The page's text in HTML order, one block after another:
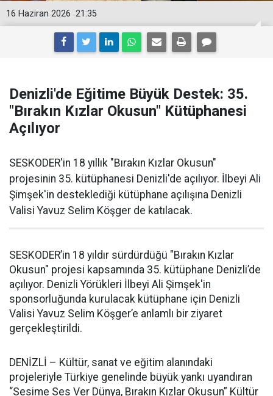
21:35
16 Haziran 2026
Denizli'de Eğitime Büyük Destek: 35.
"Bırakın Kızlar Okusun" Kütüphanesi
Açılıyor
SESKODER'in 18 yıllık "Bırakın Kızlar Okusun"
projesinin 35. kütüphanesi Denizli'de açılıyor. İlbeyi Ali
Şimşek'in desteklediği kütüphane açılışına Denizli
Valisi Yavuz Selim Köşger de katılacak.
SESKODER’in 18 yıldır sürdürdüğü "Bırakın Kızlar
Okusun" projesi kapsamında 35. kütüphane Denizli’de
açılıyor. Denizli Yörükleri İlbeyi Ali Şimşek'in
sponsorluğunda kurulacak kütüphane için Denizli
Valisi Yavuz Selim Köşger’e anlamlı bir ziyaret
gerçekleştirildi.
DENİZLİ – Kültür, sanat ve eğitim alanındaki
projeleriyle Türkiye genelinde büyük yankı uyandıran
“Sesime Ses Ver Dünya, Bırakın Kızlar Okusun” Kültür